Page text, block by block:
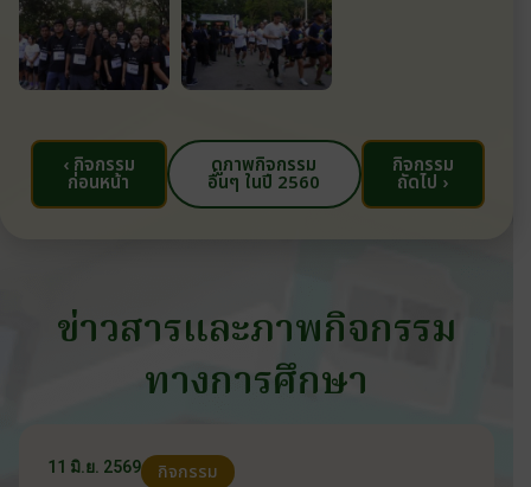
‹ กิจกรรม
ก่อนหน้า
ดูภาพกิจกรรม
อื่นๆ ในปี 2560
กิจกรรม
ถัดไป ›
ข่าวสารและภาพกิจกรรม
ทางการศึกษา
11 มิ.ย. 2569 กิจกรรม